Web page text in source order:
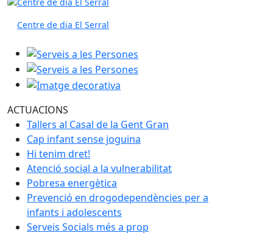
Centre de dia El Serral
Serveis a les Persones
Serveis a les Persones
Imatge decorativa
ACTUACIONS
Tallers al Casal de la Gent Gran
Cap infant sense joguina
Hi tenim dret!
Atenció social a la vulnerabilitat
Pobresa energètica
Prevenció en drogodependències per a
infants i adolescents
Serveis Socials més a prop